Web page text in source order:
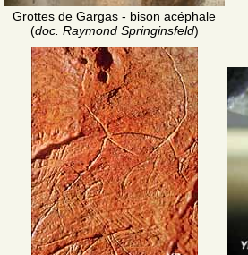
Grottes de Gargas - bison acéphale
(doc. Raymond Springinsfeld)